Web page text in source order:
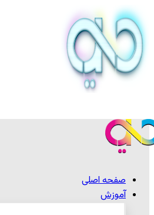
صفحه اصلی
آموزش